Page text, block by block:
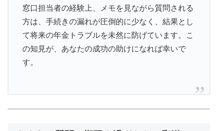
窓口担当者の経験上、メモを見ながら質問される
方は、手続きの漏れが圧倒的に少なく、結果とし
て将来の年金トラブルを未然に防げています。こ
の知見が、あなたの成功の助けになれば幸いで
す。